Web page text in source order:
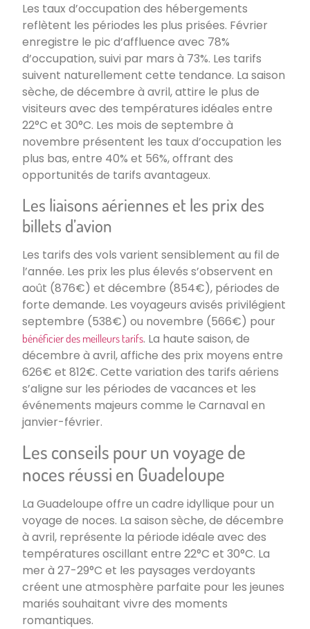
Les taux d’occupation des hébergements
reflètent les périodes les plus prisées. Février
enregistre le pic d’affluence avec 78%
d’occupation, suivi par mars à 73%. Les tarifs
suivent naturellement cette tendance. La saison
sèche, de décembre à avril, attire le plus de
visiteurs avec des températures idéales entre
22°C et 30°C. Les mois de septembre à
novembre présentent les taux d’occupation les
plus bas, entre 40% et 56%, offrant des
opportunités de tarifs avantageux.
Les liaisons aériennes et les prix des
billets d’avion
Les tarifs des vols varient sensiblement au fil de
l’année. Les prix les plus élevés s’observent en
août (876€) et décembre (854€), périodes de
forte demande. Les voyageurs avisés privilégient
septembre (538€) ou novembre (566€) pour
bénéficier des meilleurs tarifs. La haute saison, de
décembre à avril, affiche des prix moyens entre
626€ et 812€. Cette variation des tarifs aériens
s’aligne sur les périodes de vacances et les
événements majeurs comme le Carnaval en
janvier-février.
Les conseils pour un voyage de
noces réussi en Guadeloupe
La Guadeloupe offre un cadre idyllique pour un
voyage de noces. La saison sèche, de décembre
à avril, représente la période idéale avec des
températures oscillant entre 22°C et 30°C. La
mer à 27-29°C et les paysages verdoyants
créent une atmosphère parfaite pour les jeunes
mariés souhaitant vivre des moments
romantiques.